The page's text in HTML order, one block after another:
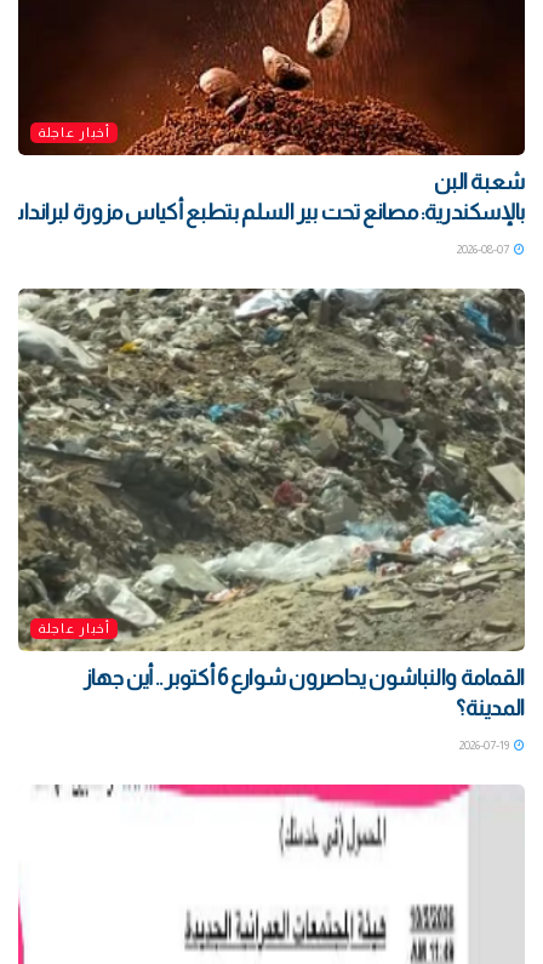
أخبار عاجلة
شعبة البن
بالإسكندرية: مصانع تحت بير السلم بتطبع أكياس مزورة لبراندات
أخبار عاجلة
القمامة والنباشون يحاصرون شوارع 6 أكتوبر .. أين جهاز
المدينة؟